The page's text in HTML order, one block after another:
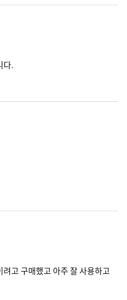
다.
고 구매했고 아주 잘 사용하고